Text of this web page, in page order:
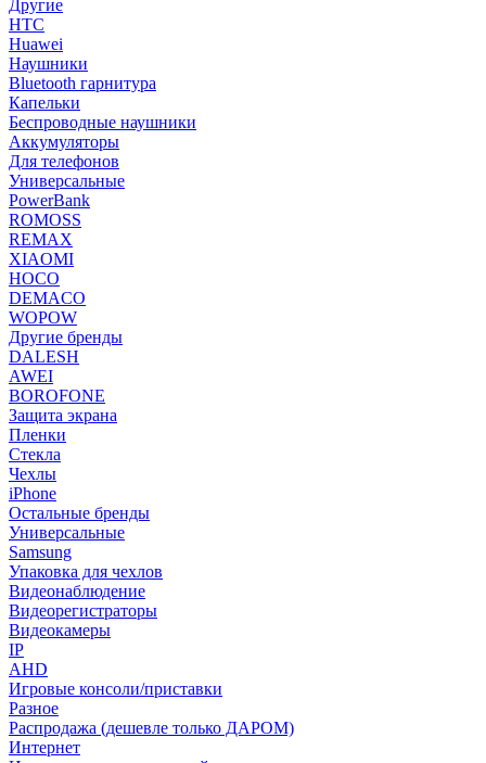
Другие
HTC
Huawei
Наушники
Bluetooth гарнитура
Капельки
Беспроводные наушники
Аккумуляторы
Для телефонов
Универсальные
PowerBank
ROMOSS
REMAX
XIAOMI
HOCO
DEMACO
WOPOW
Другие бренды
DALESH
AWEI
BOROFONE
Защита экрана
Пленки
Стекла
Чехлы
iPhone
Остальные бренды
Универсальные
Samsung
Упаковка для чехлов
Видеонаблюдение
Видеорегистраторы
Видеокамеры
IP
AHD
Игровые консоли/приставки
Разное
Распродажа (дешевле только ДАРОМ)
Интернет